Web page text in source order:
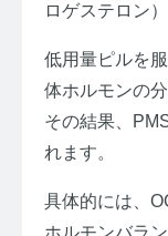
ロゲステロン
低用量ピルを
体ホルモンの
その結果、
れます。
具体的には、